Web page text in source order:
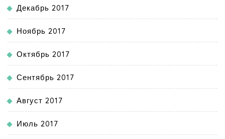
Декабрь 2017
Ноябрь 2017
Октябрь 2017
Сентябрь 2017
Август 2017
Июль 2017